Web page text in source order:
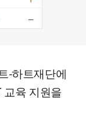
-하트재단에
교육 지원을